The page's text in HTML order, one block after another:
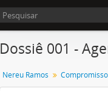
Dossiê 001 -
Nereu Ramos